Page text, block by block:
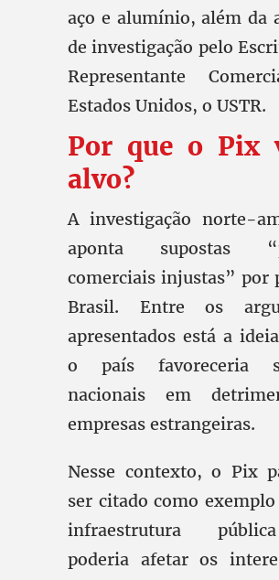
aço e alumínio, além da
de investigação pelo
Representante
Estados Unidos, o USTR.
Por que o Pix
alvo?
A investigação norte-
aponta supostas
comerciais injustas” por
Brasil. Entre os
apresentados está a
o país favoreceria
nacionais em
empresas estrangeiras.
Nesse contexto, o Pix
ser citado como
infraestrutura
poderia afetar os